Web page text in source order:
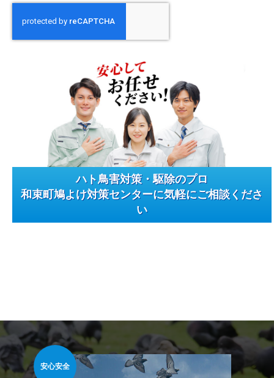
ハト鳥害対策・駆除のプロ
和束町鳩よけ対策センターに気軽にご相談くださ
い
安心安全